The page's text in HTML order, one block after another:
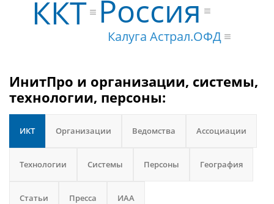
ККТ Россия
Калуга Астрал.ОФД
ИнитПро и организации, системы,
технологии, персоны:
ИКТ Организации Ведомства Ассоциации
Технологии Системы Персоны География
Статьи Пресса ИАА